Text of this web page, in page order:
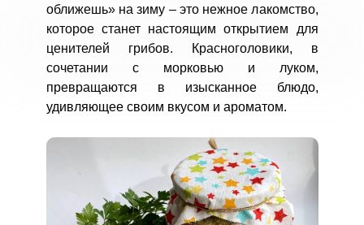
оближешь» на зиму – это нежное лакомство,
которое станет настоящим открытием для
ценителей грибов. Красноголовики, в
сочетании с морковью и луком,
превращаются в изысканное блюдо,
удивляющее своим вкусом и ароматом.